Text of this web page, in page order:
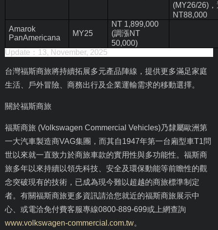
(MY26/26)，
NT88,000
Amarok
PanAmericana
MY25
NT 1,899,000
(調漲NT
50,000)
Update：13, November, 2025
台灣福斯商旅將持續拓展多元產品陣線，提供更多滿足家庭
生活、戶外冒險、商務出行及企業運輸需求的移動選擇。
關於福斯商旅
福斯商旅 (Volkswagen Commercial Vehicles)乃隸屬歐洲第
一大汽車製造商VAG集團，而其自1947年第一台廂型車T1問
世以來就一直致力於商旅車款的實用性與多功能性。福斯商
旅多年以來持續以領先科技、安全及環保動能等前瞻性的觀
念突破現有的技術，已成為現今難以超越的商旅標準制定
者。有關福斯商旅更多資訊請洽您就近的福斯商旅展示中
心、或電洽免付費客服專線0800-889-699或上網查詢
www.volkswagen-commercial.com.tw。